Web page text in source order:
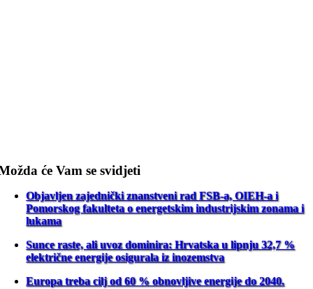
će Vam se svidjeti
Objavljen zajednički znanstveni rad FSB-a, OIEH-a i
Pomorskog fakulteta o energetskim industrijskim zonama i
lukama
Sunce raste, ali uvoz dominira: Hrvatska u lipnju 32,7 %
električne energije osigurala iz inozemstva
Europa treba cilj od 60 % obnovljive energije do 2040.